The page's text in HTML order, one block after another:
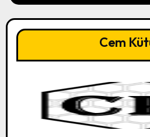
Cem